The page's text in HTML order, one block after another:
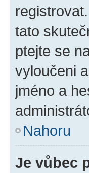
tato
ptejte se
vyloučeni
jméno a
Nahoru
Je vůbec